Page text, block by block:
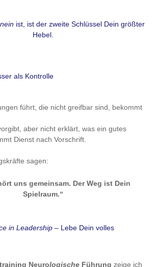
nein ist, ist der zweite Schlüssel Dein größter
Hebel.
als Kontrolle
führt, die nicht greifbar sind, bekommt
aber nicht erklärt, was ein gutes
Dienst nach Vorschrift.
sagen:
uns gemeinsam. Der Weg ist Dein
Spielraum.“
in Leadership– Lebe Dein volles
NeurologischeFührung zeige ich